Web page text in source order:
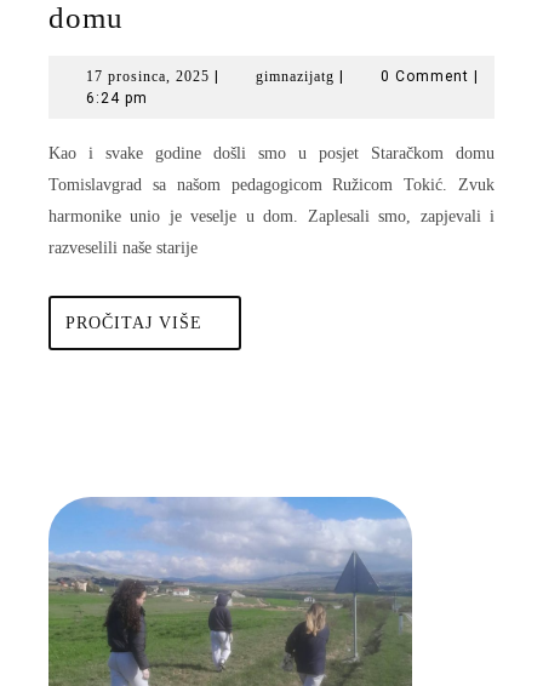
domu
posjeti
domu
17 prosinca, 2025 17
gimnazijatg gimnazijatg0 Comment
6:24 pm
Kao i svake godine došli smo u posjet Staračkom domu
Tomislavgrad sa našom pedagogicom Ružicom Tokić. Zvuk
harmonike unio je veselje u dom. Zaplesali smo, zapjevali i
razveselili naše starije
PROČITAJ VIŠE
VIŠE